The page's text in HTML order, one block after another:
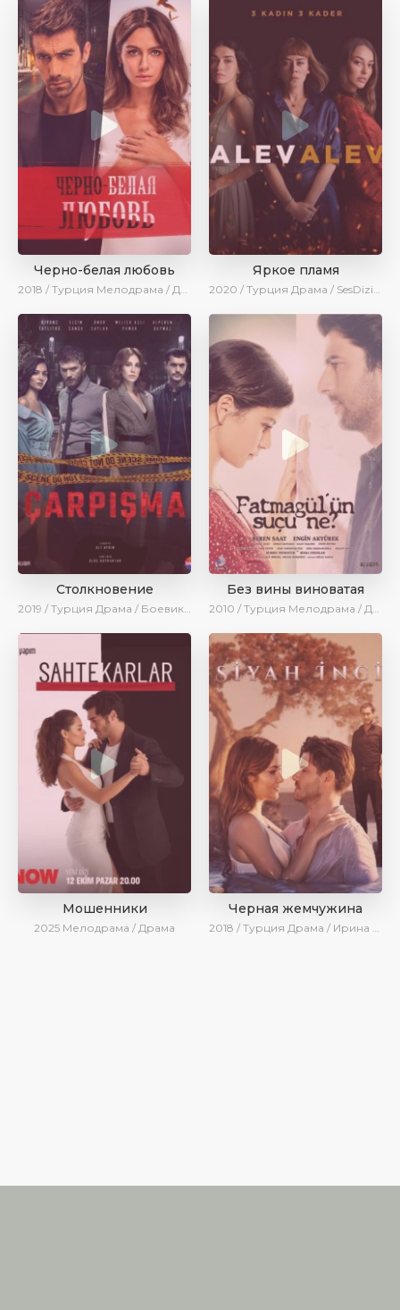
Черно-белая любовь
2018 / Турция Мелодрама / Драма / Боевик / SesDizi
Яркое пламя
2020 / Турция Драма / SesDizi / Ирина Котова
Столкновение
2019 / Турция Драма / Боевик / Ирина Котова / AveTurk
Без вины виноватая
2010 / Турция Мелодрама / Драма
Мошенники
2025 Мелодрама / Драма
Черная жемчужина
2018 / Турция Драма / Ирина Котова